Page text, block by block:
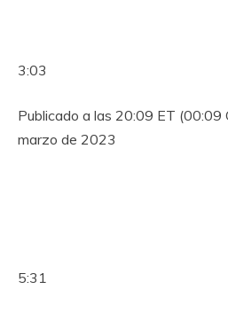
3:03
Publicado a las 20:09 ET (00:09
marzo de 2023
5:31